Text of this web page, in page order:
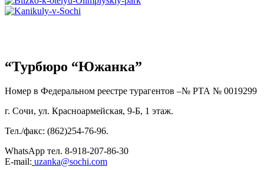
“Турбюро “Южанка”
Номер в Федеральном реестре турагентов –№ РТА № 0019299
г. Сочи, ул. Красноармейская, 9-Б, 1 этаж.
Тел./факс: (862)254-76-96.
WhatsApp тел. 8-918-207-86-30
E-mail: uzanka@sochi.com